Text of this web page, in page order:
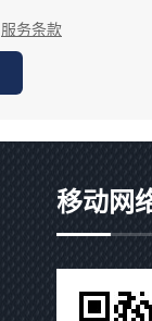
服务条款
移动网